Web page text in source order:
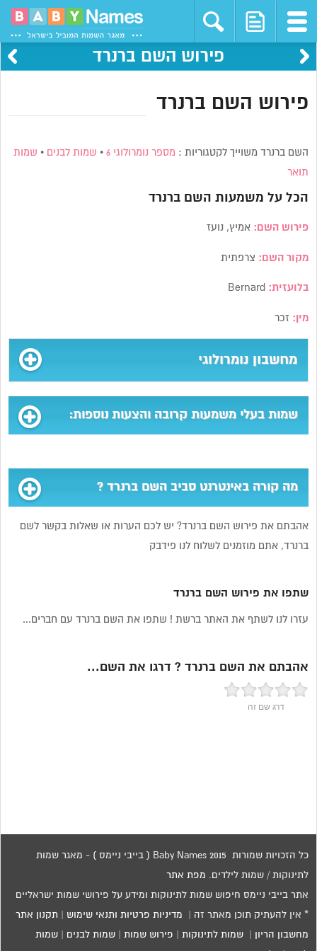
פירוש השם ברנרד
פירוש השם ברנרד
השם ברנרד משוייך לקטגוריות : מספר נומרולוגי 6 • שמות לבנים • שמות
תואר
הכל על משמעות השםברנרד
פירוש השם:אמיץ, נועז
מקור השם: צרפתית
בלועזית:
מין: זכר
מחשבון נומרולוגי
שמות בעלי משמעות קרובה והצעות נוספות:
מה קורה באינטרנט סביב השם ברנרד ?
אהבתם את פירוש השם ברנרד? יש לכם הערות או שאלות בקשר לשם
ברנרד, אתם מוזמנים לשלוח לנו פידבק
שתפו את פירוש השם ברנרד
עזרו לנו לשתף את האתר ברשת ! שתפו את השם ברנרד עם חברים...
אהבתם את השם ברנרד ? דרגו את השם...
דרג שם זה
כל הזכויות שמורות 2015 Baby Names ( בייבי ניימס ) - מאגר שמות
לתינוקות / שמות לילדים. מפת אתר
אתר בייבי ניימס חיפוש שמות לתינוקות ומידע על פירושי שמות ישראליים
* אין להעתיק תוכן מאתר זה | מדיניות פרטיות ותנאי שימוש תקנון אתר
מחשבון הריון |שמות לתינוקות פירוש שמות |שמות לבנים |שמות